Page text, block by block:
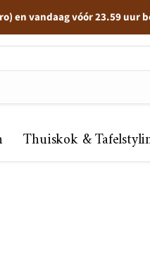
en vandaag vóór 23.59 uur
Thuiskok &